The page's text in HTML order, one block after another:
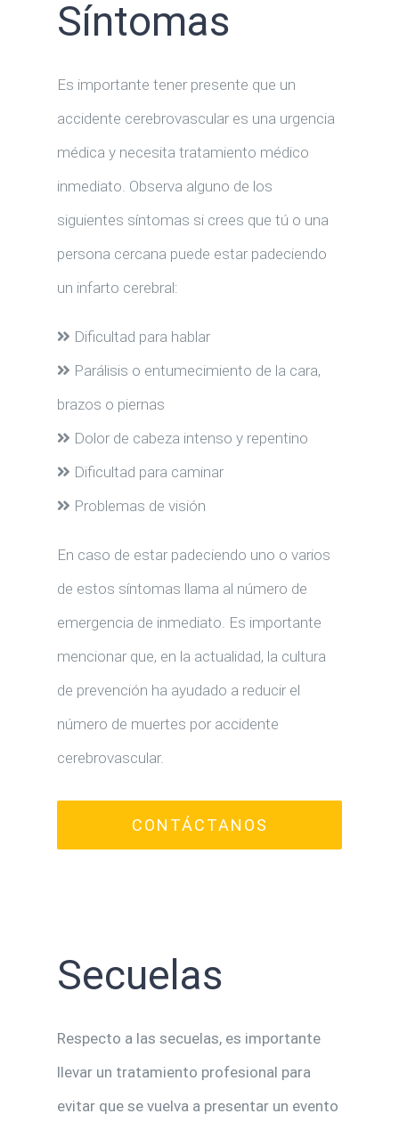
Síntomas
Es importante tener presente que un
accidente cerebrovascular es una urgencia
médica y necesita tratamiento médico
inmediato. Observa alguno de los
siguientes síntomas si crees que tú o una
persona cercana puede estar padeciendo
un infarto cerebral:
Dificultad para hablar
Parálisis o entumecimiento de la cara,
brazos o piernas
Dolor de cabeza intenso y repentino
Dificultad para caminar
Problemas de visión
En caso de estar padeciendo uno o varios
de estos síntomas llama al número de
emergencia de inmediato. Es importante
mencionar que, en la actualidad, la cultura
de prevención ha ayudado a reducir el
número de muertes por accidente
cerebrovascular.
CONTÁCTANOS
Secuelas
Respecto a las secuelas, es importante
llevar un tratamiento profesional para
evitar que se vuelva a presentar un evento